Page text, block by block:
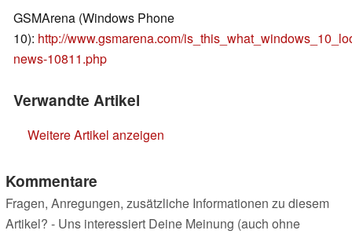
GSMArena (Windows Phone
10): http://www.gsmarena.com/
news-10811.php
Verwandte Artikel
Weitere Artikel anzeigen
Kommentare
Fragen, Anregungen, zusätzliche Informationen zu diesem
Artikel? - Uns interessiert Deine Meinung (auch ohne